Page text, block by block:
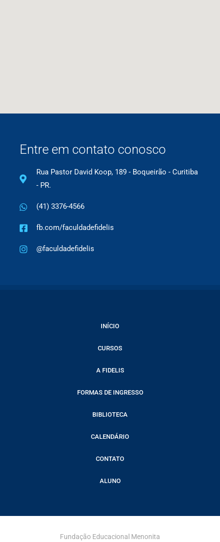
Entre em contato conosco
Rua Pastor David Koop, 189 - Boqueirão - Curitiba
- PR.
(41) 3376-4566
fb.com/faculdadefidelis
@faculdadefidelis
INÍCIO
CURSOS
A FIDELIS
FORMAS DE INGRESSO
BIBLIOTECA
CALENDÁRIO
CONTATO
ALUNO
Fundação Educacional Menonita